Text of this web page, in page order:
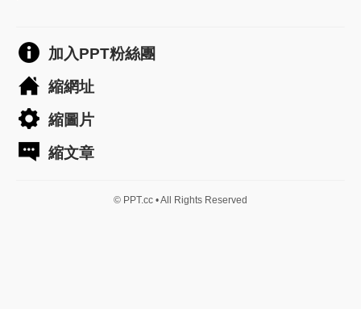
加入PPT粉絲團
縮網址
縮圖片
縮文章
© PPT.cc • All Rights Reserved